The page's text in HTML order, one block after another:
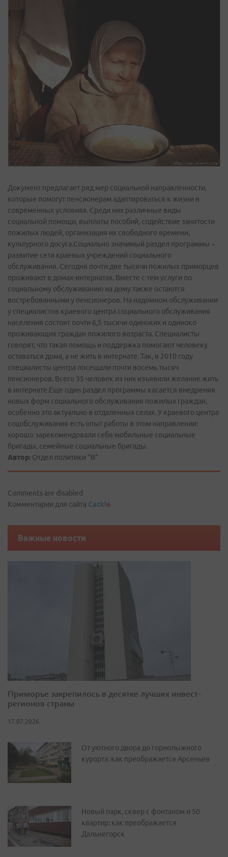
Документ предлагает ряд мер социальной направленности,
которые помогут пенсионерам адаптироваться к жизни в
современных условиях. Среди них различные виды
социальной помощи, выплаты пособий, содействие занятости
пожилых людей, организация их свободного времени,
культурного досуга.Социально значимый раздел программы –
развитие сети краевых учреждений социального
обслуживания. Сегодня почти две тысячи пожилых приморцев
проживают в домах-интернатах. Вместе с тем услуги по
социальному обслуживанию на дому также остаются
востребованными у пенсионеров. На надомном обслуживании
у специалистов краевого центра социального обслуживания
населения состоят почти 6,5 тысячи одиноких и одиноко
проживающих граждан пожилого возраста. Специалисты
говорят, что такая помощь и поддержка помогают человеку
оставаться дома, а не жить в интернате. Так, в 2010 году
специалисты центра посещали почти восемь тысяч
пенсионеров. Всего 35 человек из них изъявили желание жить
в интернате.Еще один раздел программы касается внедрения
новых форм социального обслуживания пожилых граждан,
особенно это актуально в отдаленных селах. У краевого центра
соцобслуживания есть опыт работы в этом направлении:
хорошо зарекомендовали себя мобильные социальные
бригады, семейные социальные бригады.
Автор: Отдел политики "В"
Comments are disabled
Комментарии для сайта Cackle
Важные новости
Приморье закрепилось в десятке лучших инвест-
регионов страны
17.07.2026
От уютного двора до горнолыжного
курорта: как преображается Арсеньев
Новый парк, сквер с фонтаном и 50
квартир: как преображается
Дальнегорск